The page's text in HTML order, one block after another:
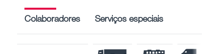
Colaboradores Serviços especiais